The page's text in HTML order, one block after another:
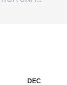
DEC